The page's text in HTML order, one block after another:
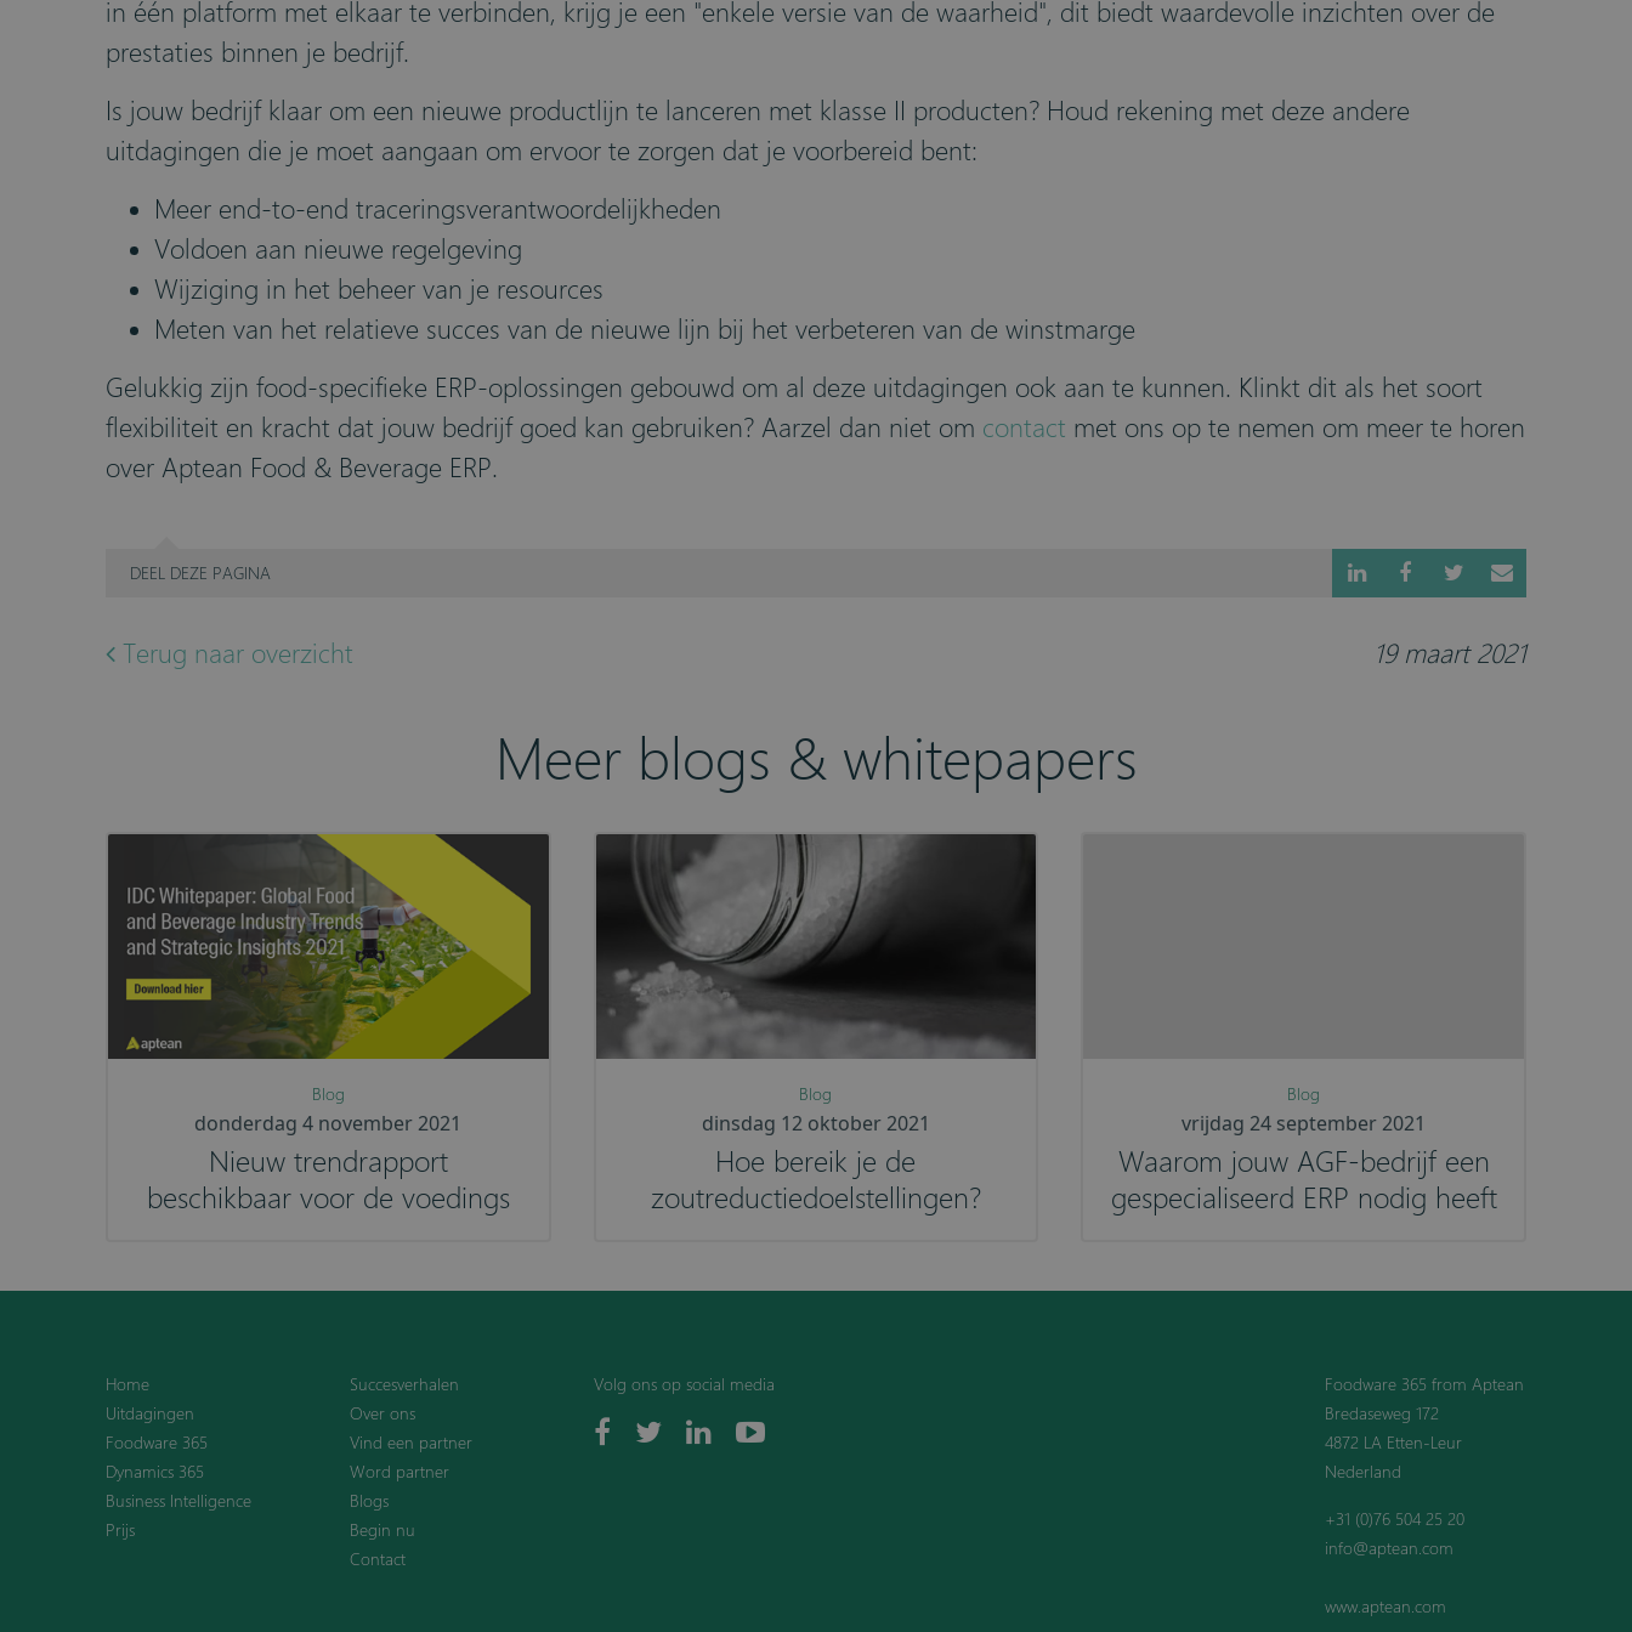
in één platform met elkaar te verbinden, krijg je een "enkele versie van de waarheid", dit biedt waardevolle inzichten over de
prestaties binnen je bedrijf.
Is jouw bedrijf klaar om een nieuwe productlijn te lanceren met klasse II producten? Houd rekening met deze andere
uitdagingen die je moet aangaan om ervoor te zorgen dat je voorbereid bent:
Meer end-to-end traceringsverantwoordelijkheden
Voldoen aan nieuwe regelgeving
Wijziging in het beheer van je resources
Meten van het relatieve succes van de nieuwe lijn bij het verbeteren van de winstmarge
Gelukkig zijn food-specifieke ERP-oplossingen gebouwd om al deze uitdagingen ook aan te kunnen. Klinkt dit als het soort
flexibiliteit en kracht dat jouw bedrijf goed kan gebruiken? Aarzel dan niet om contact met ons op te nemen om meer te horen
over Aptean Food & Beverage ERP.
DEEL DEZE PAGINA
19 maart 2021
Terug naar overzicht
Meer blogs & whitepapers
Blog
donderdag 4 november 2021
Nieuw trendrapport
beschikbaar voor de voedings
Blog
dinsdag 12 oktober 2021
Hoe bereik je de
zoutreductiedoelstellingen?
Blog
vrijdag 24 september 2021
Waarom jouw AGF-bedrijf een
gespecialiseerd ERP nodig heeft
Home
Uitdagingen
Foodware 365
Dynamics 365
Business Intelligence
Prijs
Succesverhalen
Over ons
Vind een partner
Word partner
Blogs
Begin nu
Contact
Volg ons op social media
Foodware 365 from Aptean
Bredaseweg 172
4872 LA Etten-Leur
Nederland
+31 (0)76 504 25 20
info@aptean.com
www.aptean.com